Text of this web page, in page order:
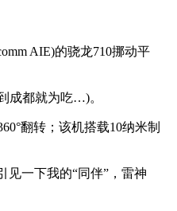
AIE)的骁龙710挪动平
成都就为吃…)。
翻转；该机搭载10纳米制
一下我的“同伴”，雷神